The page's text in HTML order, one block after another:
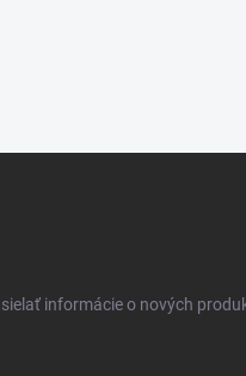
informácie o nových